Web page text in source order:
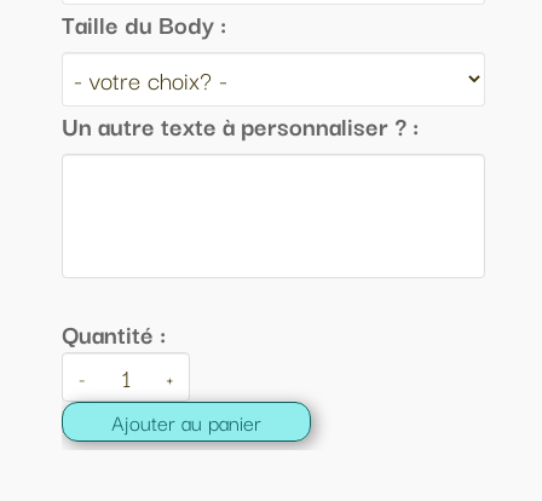
Taille du Body :
Un autre texte à personnaliser ? :
Quantité :
- +
Ajouter au panier